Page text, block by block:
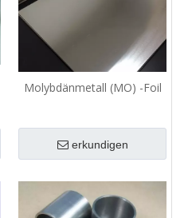
Molybdänmetall (MO) -Foil
erkundigen